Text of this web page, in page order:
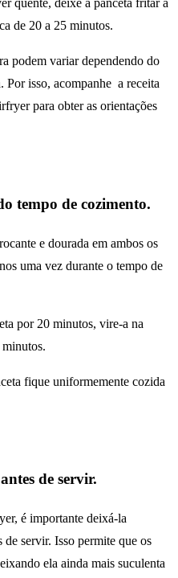
quente, deixe a panceta fritar a
de 20 a 25 minutos.
podem variar dependendo do
Por isso, acompanhe a receita
para obter as orientações
tempo de cozimento.
e dourada em ambos os
uma vez durante o tempo de
por 20 minutos, vire-a na
fique uniformemente cozida
de servir.
é importante deixá-la
de servir. Isso permite que os
ela ainda mais suculenta